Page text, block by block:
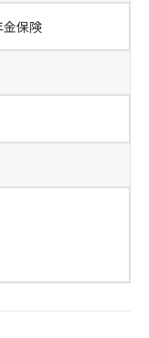
金保険